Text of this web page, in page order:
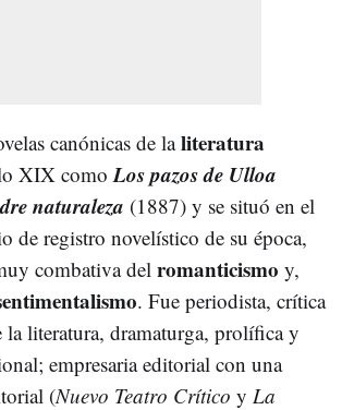
canónicas de laliteratura
XIX como Los pazos de Ulloa
naturaleza (1887) y se situó en el
de registro novelístico de su época,
combativa del romanticismo y,
. Fue periodista, crítica
la literatura, dramaturga, prolífica y
empresaria editorial con una
(Nuevo Teatro Crítico y La